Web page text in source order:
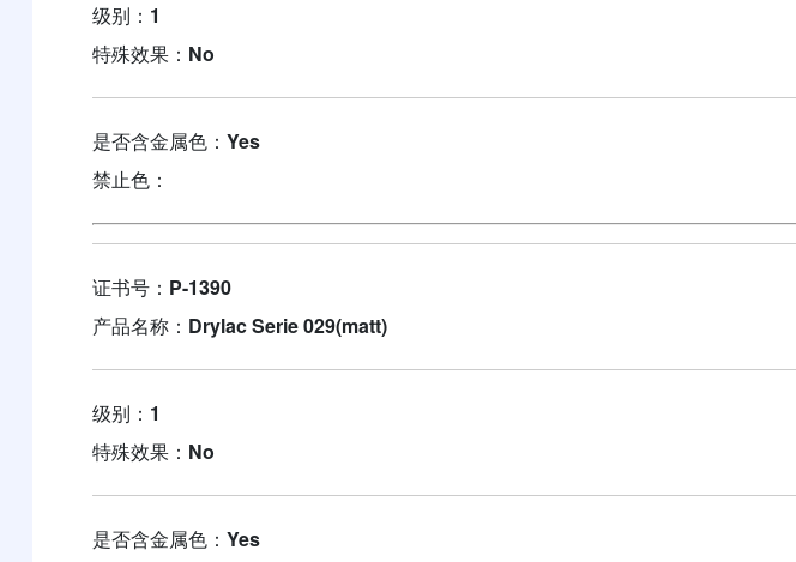
级别： 1
特殊效果： No
是否含金属色： Yes
禁止色：
证书号： P-1390
产品名称： Drylac Serie 029(matt)
级别： 1
特殊效果： No
是否含金属色： Yes